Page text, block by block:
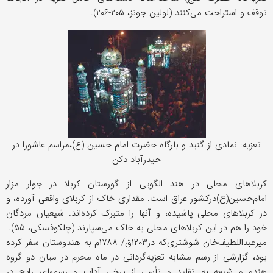
توقف و استراحت می‌کنند (لولین جونز، ۲۰۵-۲۰۶).
تعزیه: نمادی از گنبد و بارگاه حضرت امام حسین (ع)،مراسم عاشورا در
حیدرآباد دکن
کربلاهای محلی در هند الگویی از گورستان کربلا در جوار مزار
امام‌حسین(ع)درکشور عراق است. مقداری خاک از کربلای واقعی آورده، و
در کربلاهای محلی پاشیده، و آنها را متبرک کرده‌اند. شیعیان مردگان
خود را هم در این کربلاهای محلی به خاک می‌سپارند (چلکوفسکی، ۵۵).
میرعبداللطیف‌خان شوشتری‌که در۱۲۰۳ق/ ۱۷۸۸م به هندوستان سفر کرده
بود، گزارشی از رسم مشابه تعزیه‌گردانی در ماه محرم در میان دو گروه